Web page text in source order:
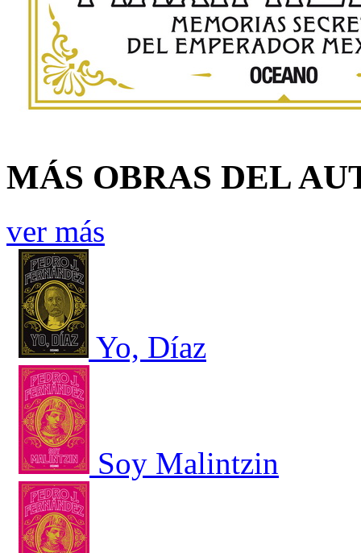
MÁS OBRAS DEL
ver más
Yo, Díaz
Soy Malintzin